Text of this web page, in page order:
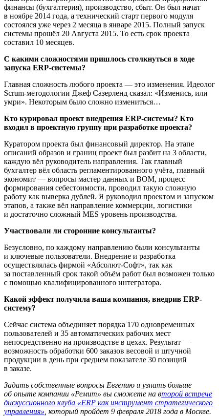
финансы (бухгалтерия), производство, сбыт. Он был начат
в ноябре 2014 года, а технический старт первого модуля
состоялся уже через 2 месяца в январе 2015. Полный запуск
системы прошёл 20 Августа 2015. То есть срок проекта
составил 10 месяцев.
С какими сложностями пришлось столкнуться в ходе
запуска ERР-системы?
Главная сложность любого проекта — это изменения. Идеолог
Scrum-методологии Джеф Сазерленд сказал: «Изменись, или
умри». Некоторым было сложно измениться…
Кто курировал проект внедрения ERP-системы? Кто
входил в проектную группу при разработке проекта?
Куратором проекта был финансовый директор. На этапе
описаний образов и границ проект был разбит на 3 области,
каждую вёл руководитель направления. Так главный
бухгалтер вёл область регламентированного учёта, главный
экономит — вопросы мастер данных и BOM, процесс
формирования себестоимости, проводил такую сложную
работу как выверка дублей. Я руководил проектом и запуском
этапов, а также вёл направление коммерции, логистики
и достаточно сложный MES уровень производства.
Участвовали ли сторонние консультанты?
Безусловно, по каждому направлению были консультанты
и ключевые пользователи. Внедрение и разработка
осуществлялась фирмой «Абсолют-Софт», так как
за поставленный срок такой объём работ был возможен только
с помощью квалифицированного интегратора.
Какой эффект получила ваша компания, внедрив ERP-
систему?
Сейчас система объединяет порядка 170 одновременных
пользователей и 35 автоматических рабочих мест
непосредственно на производстве в цехах. Результат —
возможность обработки 600 заказов весовой и штучной
продукции в день при среднем показателе 30 позиций
в заказе.
Задать собственные вопросы Евгению и узнать больше
об опыте компании «Ремит» вы сможете на второй встрече
дискуссионного клуба «ERP как инструмент стратегического
управления» , который пройдет 9 февраля 2018 года в Москве.